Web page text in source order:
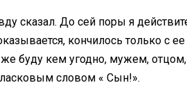
сказал. До сей поры я
кончилось только с
же буду кем угодно, мужем,
словом « Сын!».